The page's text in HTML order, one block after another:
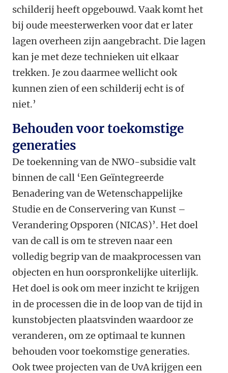
schilderij heeft opgebouwd. Vaak komt het
bij oude meesterwerken voor dat er later
lagen overheen zijn aangebracht. Die lagen
kan je met deze technieken uit elkaar
trekken. Je zou daarmee wellicht ook
kunnen zien of een schilderij echt is of
niet.’
Behouden voor toekomstige
generaties
De toekenning van de NWO-subsidie valt
binnen de call ‘Een Geïntegreerde
Benadering van de Wetenschappelijke
Studie en de Conservering van Kunst –
Verandering Opsporen (NICAS)’. Het doel
van de call is om te streven naar een
volledig begrip van de maakprocessen van
objecten en hun oorspronkelijke uiterlijk.
Het doel is ook om meer inzicht te krijgen
in de processen die in de loop van de tijd in
kunstobjecten plaatsvinden waardoor ze
veranderen, om ze optimaal te kunnen
behouden voor toekomstige generaties.
Ook twee projecten van de UvA krijgen een